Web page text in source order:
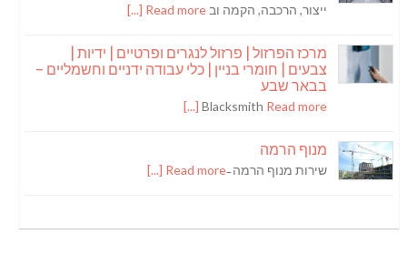
ייצור, הרכבה, הקמה וב Read more [...]
מרכז הפרזול | פרזול לנגרים ופרטיים | ידיות |
צבעים | חומרי בניין | כלי עבודה ידניים וחשמליים –
בבאר שבע
Blacksmith Read more [...]
מנוף הרמה
שירות מנוף הרמה ̵Read more [...]